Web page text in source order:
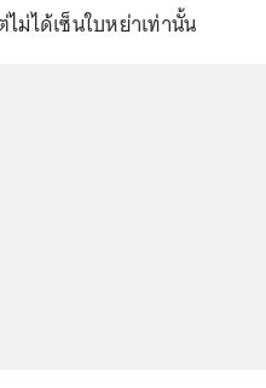
ม่ได้เซ็นใบหย่าเท่านั้น